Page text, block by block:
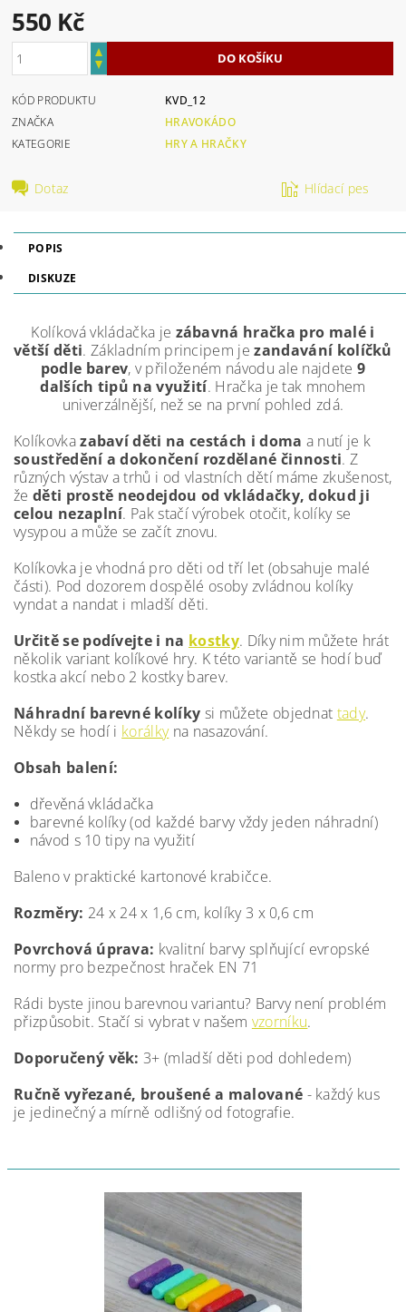
550 Kč
KÓD PRODUKTU
KVD_12
ZNAČKA
HRAVOKÁDO
KATEGORIE
HRY A HRAČKY
Dotaz Hlídací pes
POPIS
DISKUZE
Kolíková vkládačka je zábavná hračka pro malé i
větší děti. Základním principem jezandavání kolíčků
podle barev, v přiloženém návodu ale najdete9
dalších tipů na využití. Hračka je tak mnohem
univerzálnější, než se na první pohled zdá.
Kolíkovkazabaví děti na cestách i doma a nutí je k
soustředění a dokončení rozdělané činnosti. Z
různých výstav a trhů i od vlastních dětí máme zkušenost,
že děti prostě neodejdou od vkládačky, dokud ji
celou nezaplní. Pak stačí výrobek otočit, kolíky se
vysypou a může se začít znovu.
Kolíkovka je vhodná pro děti od tří let (obsahuje malé
části). Pod dozorem dospělé osoby zvládnou kolíky
vyndat a nandat i mladší děti.
Určitě se podívejte i na kostky. Díky nim můžete hrát
několik variant kolíkové hry. K této variantě se hodí buď
kostka akcí nebo 2 kostky barev.
Náhradní barevné kolíky si můžete objednat tady.
Někdy se hodí i korálkyna nasazování.
Obsah balení:
dřevěná vkládačka
barevné kolíky (od každé barvy vždy jeden náhradní)
návod s 10 tipy na využití
Baleno v praktické kartonové krabičce.
Rozměry: 24 x 24 x 1,6 cm, kolíky 3 x 0,6 cm
Povrchová úprava: kvalitní barvy splňující evropské
normy pro bezpečnost hraček EN 71
Rádi byste jinou barevnou variantu? Barvy není problém
přizpůsobit. Stačí si vybrat v našem vzorníku.
Doporučený věk: 3+ (mladší děti pod dohledem)
Ručně vyřezané, broušené a malované - každý kus
je jedinečný a mírně odlišný od fotografie.